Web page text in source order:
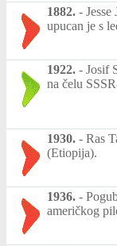
1882. -
upucan je s
1922. - Josif
na čelu
1930. - Ras
(Etiopija).
1936. -
američkog